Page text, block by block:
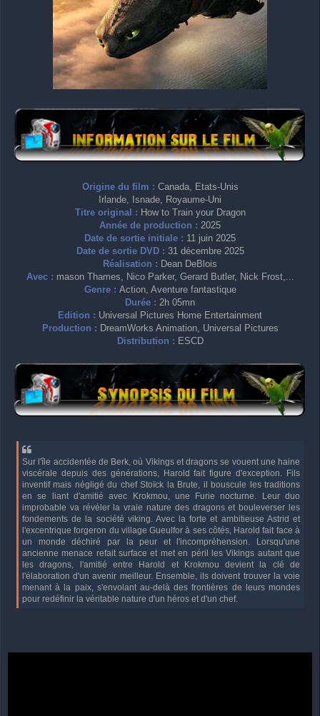
Origine du film : Canada, Etats-Unis
Irlande, Isnade, Royaume-Uni
Titre original : How to Train your Dragon
Année de production : 2025
Date de sortie initiale : 11 juin 2025
Date de sortie DVD : 31 décembre 2025
Réalisation : Dean DeBlois
Avec : mason Thames, Nico Parker, Gerard Butler, Nick Frost,...
Genre : Action, Aventure fantastique
Durée : 2h 05mn
Edition : Universal Pictures Home Entertainment
Production : DreamWorks Animation, Universal Pictures
Distribution : ESCD
Sur l'île accidentée de Berk, où Vikings et dragons se vouent une haine
viscérale depuis des générations, Harold fait figure d'exception. Fils
inventif mais négligé du chef Stoïck la Brute, il bouscule les traditions
en se liant d'amitié avec Krokmou, une Furie nocturne. Leur duo
improbable va révéler la vraie nature des dragons et bouleverser les
fondements de la société viking. Avec la forte et ambitieuse Astrid et
l'excentrique forgeron du village Gueulfor à ses côtés, Harold fait face à
un monde déchiré par la peur et l'incompréhension. Lorsqu'une
ancienne menace refait surface et met en péril les Vikings autant que
les dragons, l'amitié entre Harold et Krokmou devient la clé de
l'élaboration d'un avenir meilleur. Ensemble, ils doivent trouver la voie
menant à la paix, s'envolant au-delà des frontières de leurs mondes
pour redéfinir la véritable nature d'un héros et d'un chef.